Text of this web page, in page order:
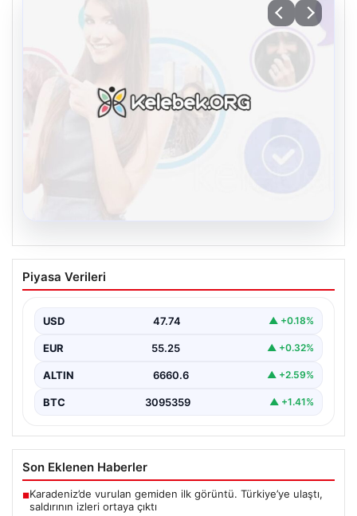
Kelebek.Org İle Çevrim içi İletişimin
Güvenli Adresi Ve Muhabbet Deneyimi
sağlaması büyük bir değer ifade etmektedir. Halen…
Piyasa Verileri
USD 47.74 ▲ +0.18%
EUR 55.25 ▲ +0.32%
ALTIN 6660.6 ▲ +2.59%
BTC 3095359 ▲ +1.41%
Son Eklenen Haberler
■Karadeniz’de vurulan gemiden ilk görüntü. Türkiye’ye ulaştı,
saldırının izleri ortaya çıktı